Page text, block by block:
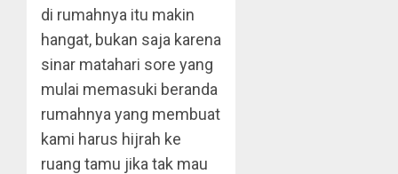
di rumahnya itu makin
hangat, bukan saja karena
sinar matahari sore yang
mulai memasuki beranda
rumahnya yang membuat
kami harus hijrah ke
ruang tamu jika tak mau